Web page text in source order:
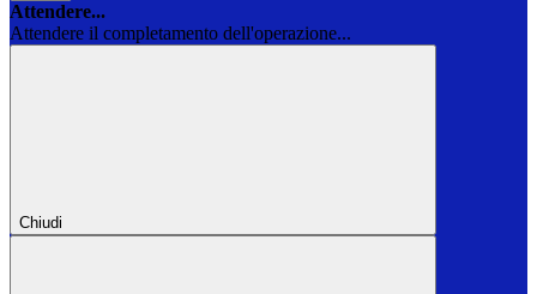
Attendere...
Attendere il completamento dell'operazione...
Chiudi